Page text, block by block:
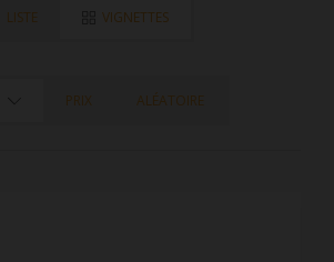
LISTE VIGNETTES
PRIX ALÉATOIRE